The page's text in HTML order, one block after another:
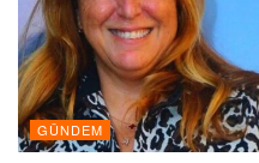
GÜNDEM